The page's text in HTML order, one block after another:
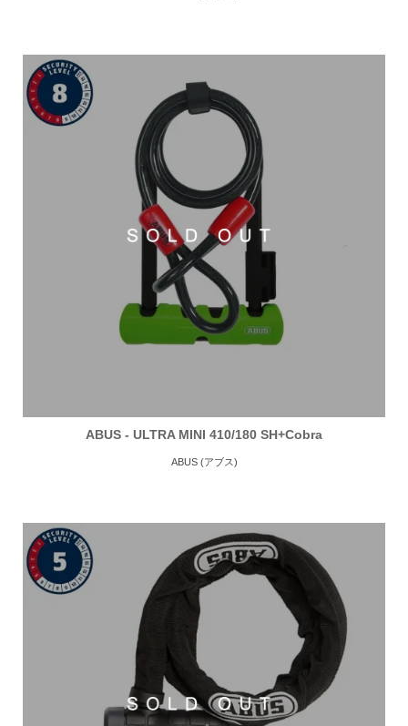
ABUS - ULTRA MINI 410/180 SH+Cobra
ABUS (アブス)